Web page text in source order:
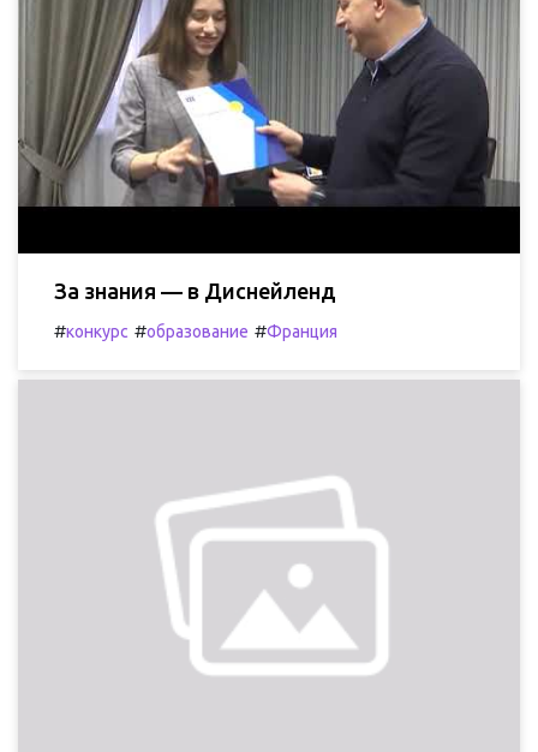
За знания — в Диснейленд
#конкурс #образование #Франция